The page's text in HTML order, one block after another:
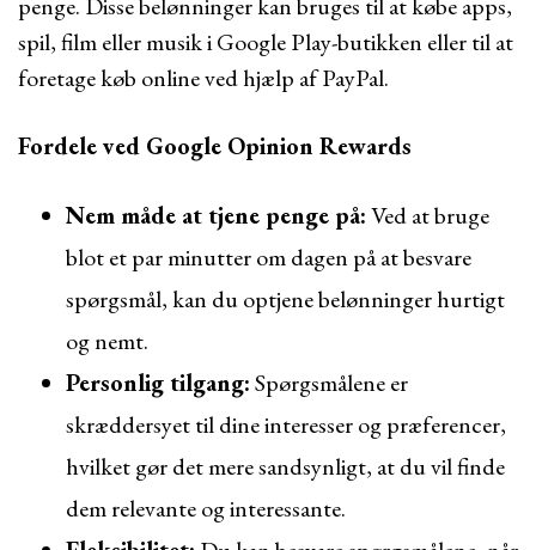
penge. Disse belønninger kan bruges til at købe apps,
spil, film eller musik i Google Play-butikken eller til at
foretage køb online ved hjælp af PayPal.
Fordele ved Google Opinion Rewards
Nem måde at tjene penge på:Ved at bruge
blot et par minutter om dagen på at besvare
spørgsmål, kan du optjene belønninger hurtigt
og nemt.
Personlig tilgang:Spørgsmålene er
skræddersyet til dine interesser og præferencer,
hvilket gør det mere sandsynligt, at du vil finde
dem relevante og interessante.